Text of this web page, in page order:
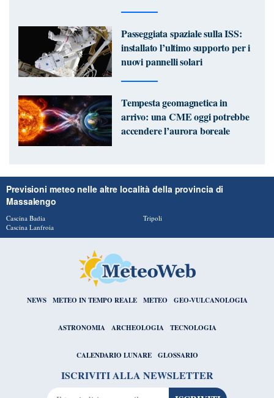
Passeggiata spaziale sulla ISS:
installato l’ultimo supporto per i
nuovi pannelli solari
Tempesta geomagnetica in
arrivo: una CME oggi potrebbe
accendere l’aurora boreale
Previsioni meteo nelle altre località della provincia di
Massalengo
Cascina Badia
Cascina Lanfroia
Tripoli
NEWS METEO IN TEMPO REALE METEO GEO-VULCANOLOGIA
ASTRONOMIA ARCHEOLOGIA TECNOLOGIA
CALENDARIO LUNARE GLOSSARIO
ISCRIVITI ALLA NEWSLETTER